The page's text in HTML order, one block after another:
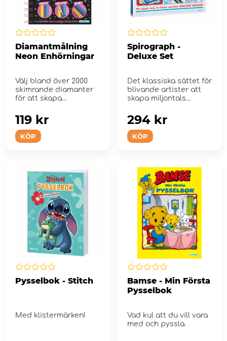
Diamantmålning
Neon Enhörningar
Välj bland över 2000
skimrande diamanter
för att skapa
KÖP
119 kr
Spirograph -
Deluxe Set
Det klassiska sättet för
blivande artister att
skapa miljontals
KÖP
294 kr
Pysselbok - Stitch
Med klistermärken!
Bamse - Min Första
Pysselbok
Vad kul att du vill vara
med och pyssla.